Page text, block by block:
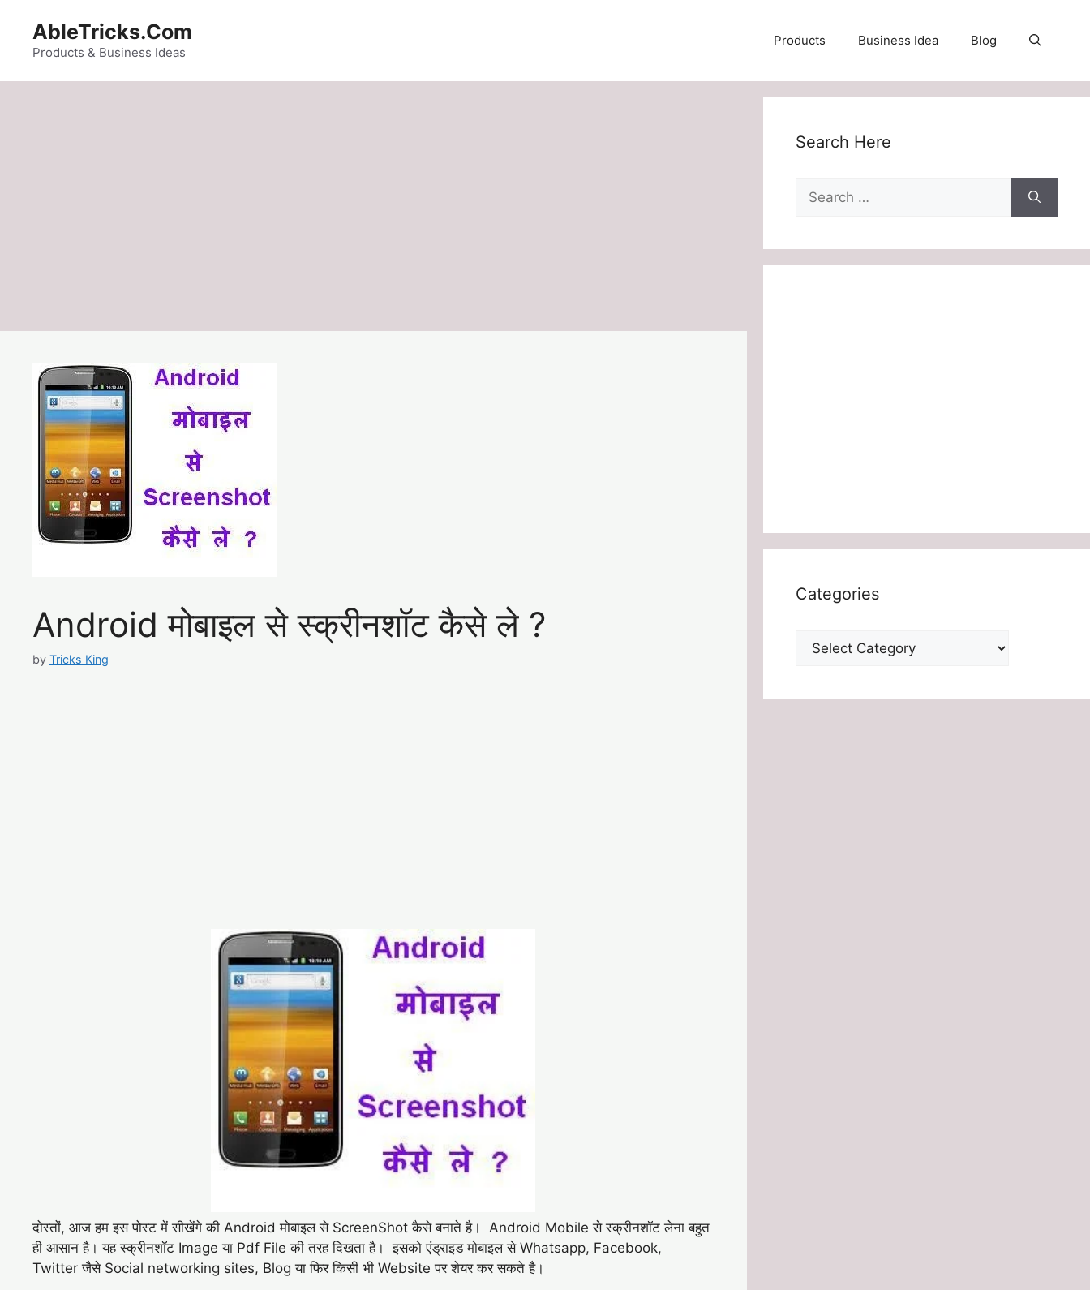
content
AbleTricks.Com
Products & Business Ideas
Products Business Idea Blog
Android मोबाइल से स्क्रीनशॉट कैसे ले ?
by Tricks King
दोस्तों, आज हम इस पोस्ट में सीखेंगे की Android मोबाइल से ScreenShot कैसे बनाते है। Android Mobile से स्क्रीनशॉट लेना बहुत
ही आसान है। यह स्क्रीनशॉट Image या Pdf File की तरह दिखता है। इसको एंड्राइड मोबाइल से Whatsapp, Facebook,
Twitter जैसे Social networking sites, Blog या फिर किसी भी Website पर शेयर कर सकते है।
Search Here
Search
for:
Categories
Categories